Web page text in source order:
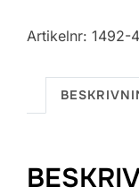
5%
mängd
Artikelnr: 1492-